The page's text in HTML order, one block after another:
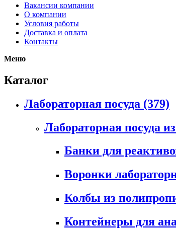
Вакансии компании
О компании
Условия работы
Доставка и оплата
Контакты
Меню
Каталог
Лабораторная посуда (379)
Лабораторная посуда
Банки для
Воронки
Колбы из
Контейнеры для